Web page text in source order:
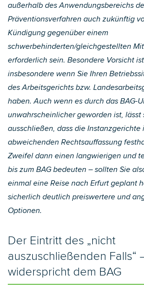
außerhalb des Anwendungsbereichs
Präventionsverfahren auch zukünftig
Kündigung gegenüber einem
schwerbehinderten/gleichgestellten
erforderlich sein. Besondere Vorsicht
insbesondere wenn Sie Ihren
des Arbeitsgerichts bzw.
haben. Auch wenn es durch das BAG-
unwahrscheinlicher geworden ist, lässt
ausschließen, dass die Instanzgerichte
abweichenden Rechtsauffassung
Zweifel dann einen langwierigen und
bis zum BAG bedeuten – sollten Sie
einmal eine Reise nach Erfurt geplant
sicherlich deutlich preiswertere und
Optionen.
Der Eintritt des „nicht
auszuschließenden Falls“
widerspricht dem BAG